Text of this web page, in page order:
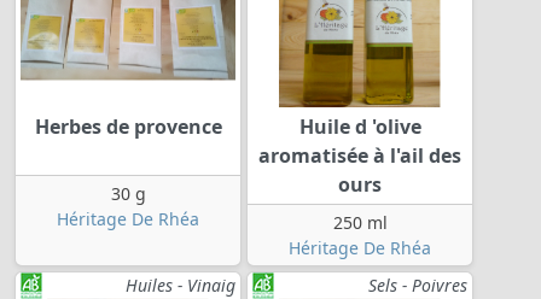
Herbes de provence
30 g
Héritage De Rhéa
Huile d 'olive
aromatisée à l'ail des
ours
250 ml
Héritage De Rhéa
Huiles - Vinaig
Sels - Poivres